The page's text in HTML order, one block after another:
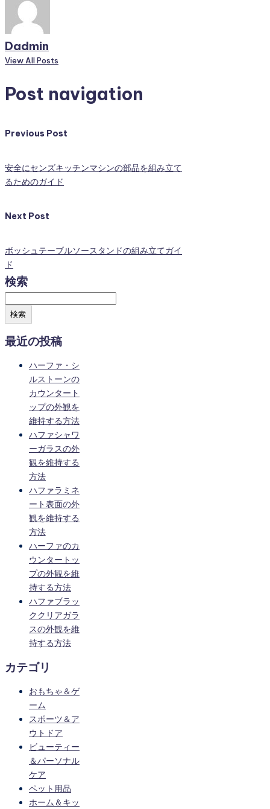
Dadmin
View All Posts
Post navigation
Previous Post
安全にセンズキッチンマシンの部品を組み立て
るためのガイド
Next Post
ボッシュテーブルソースタンドの組み立てガイ
ド
検索
検索
最近の投稿
ハーファ・シ
ルストーンの
カウンタート
ップの外観を
維持する方法
ハファシャワ
ーガラスの外
観を維持する
方法
ハファラミネ
ート表面の外
観を維持する
方法
ハーファのカ
ウンタートッ
プの外観を維
持する方法
ハファブラッ
ククリアガラ
スの外観を維
持する方法
カテゴリ
おもちゃ＆ゲ
ーム
スポーツ＆ア
ウトドア
ビューティー
＆パーソナル
ケア
ペット用品
ホーム＆キッ